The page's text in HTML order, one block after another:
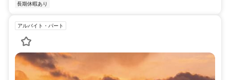
長期休暇あり
アルバイト・パート